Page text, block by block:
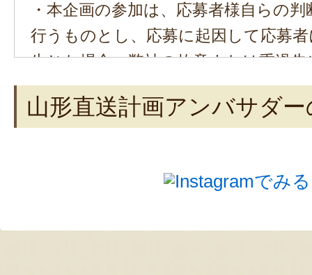
・本企画の参加は、応募者様自らの
行うものとし、応募に起因して応募
生じた場合、弊社の故意または重過
除きその責任を一切負いません。
・選考結果のご連絡は当選者のみに
▼資格無効となる場合について
山形直送計画アンバサダ